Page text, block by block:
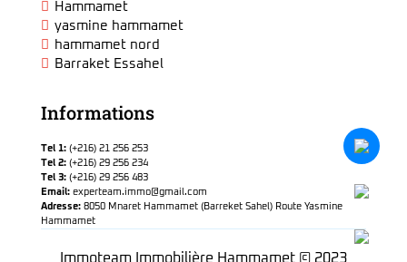
Hammamet
yasmine hammamet
hammamet nord
Barraket Essahel
Informations
Tel 1: (+216) 21 256 253
Tel 2: (+216) 29 256 234
Tel 3: (+216) 29 256 483
Email: experteam.immo@gmail.com
Adresse: 8050 Mnaret Hammamet (Barreket Sahel) Route Yasmine
Hammamet
Immoteam Immobilière Hammamet © 2023